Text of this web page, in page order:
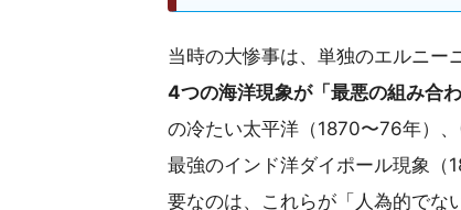
当時の大惨事は、単独のエルニー
4つの海洋現象が「最悪の組み合
の冷たい太平洋（1870〜76年）
最強のインド洋ダイポール現象（
要なのは、これらが「人為的でな